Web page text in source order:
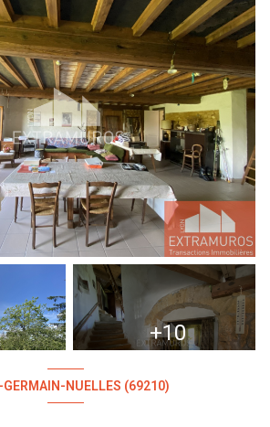
+10
NUELLES (69210)